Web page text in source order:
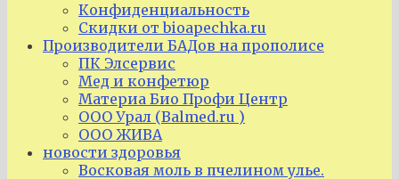
Конфиденциальность
Скидки от bioapechka.ru
Производители БАДов на прополисе
ПК Элсервис
Мед и конфетюр
Материа Био Профи Центр
ООО Урал (Balmed.ru )
ООО ЖИВА
новости здоровья
Восковая моль в пчелином улье.